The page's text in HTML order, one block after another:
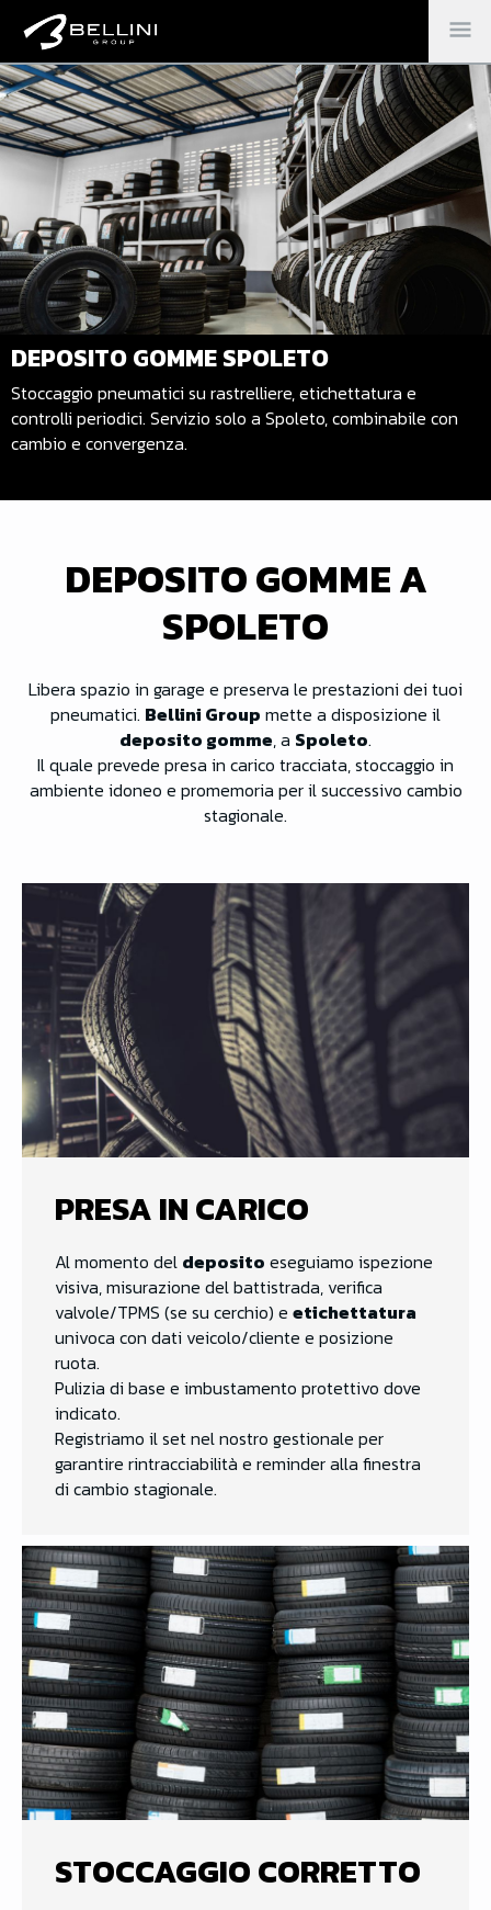
DEPOSITO GOMME SPOLETO
Stoccaggio pneumatici su rastrelliere, etichettatura e
controlli periodici. Servizio solo a Spoleto, combinabile con
cambio e convergenza.
DEPOSITO GOMME A
SPOLETO
Libera spazio in garage e preserva le prestazioni dei tuoi
pneumatici. Bellini Group mette a disposizione il
deposito gomme, a Spoleto.
Il quale prevede presa in carico tracciata, stoccaggio in
ambiente idoneo e promemoria per il successivo cambio
stagionale.
PRESA IN CARICO
Al momento del deposito eseguiamo ispezione
visiva, misurazione del battistrada, verifica
valvole/TPMS (se su cerchio) e etichettatura
univoca con dati veicolo/cliente e posizione
ruota.
Pulizia di base e imbustamento protettivo dove
indicato.
Registriamo il set nel nostro gestionale per
garantire rintracciabilità e reminder alla finestra
di cambio stagionale.
STOCCAGGIO CORRETTO